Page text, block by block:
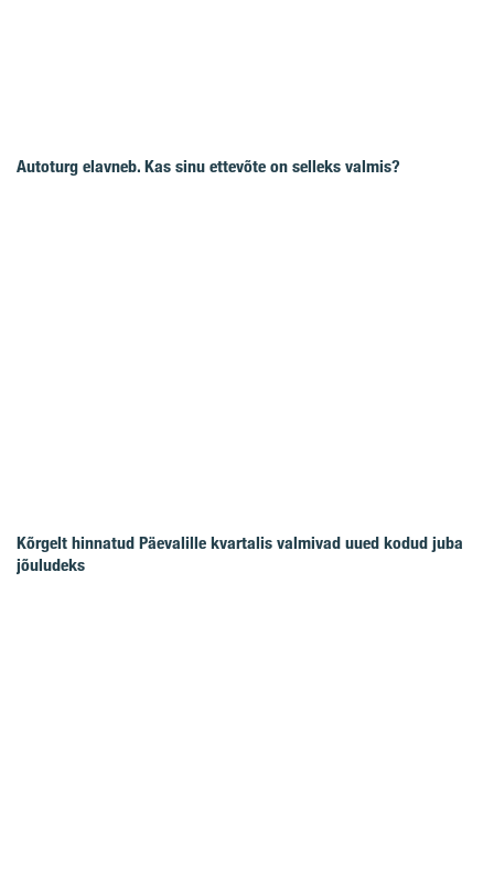
Autoturg elavneb. Kas sinu ettevõte on selleks valmis?
Kõrgelt hinnatud Päevalille kvartalis valmivad uued kodud juba
jõuludeks